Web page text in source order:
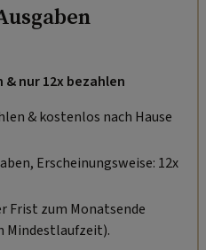
& nur 12x bezahlen
& kostenlos nach Hause
Erscheinungsweise: 12x
Frist zum Monatsende
Mindestlaufzeit).